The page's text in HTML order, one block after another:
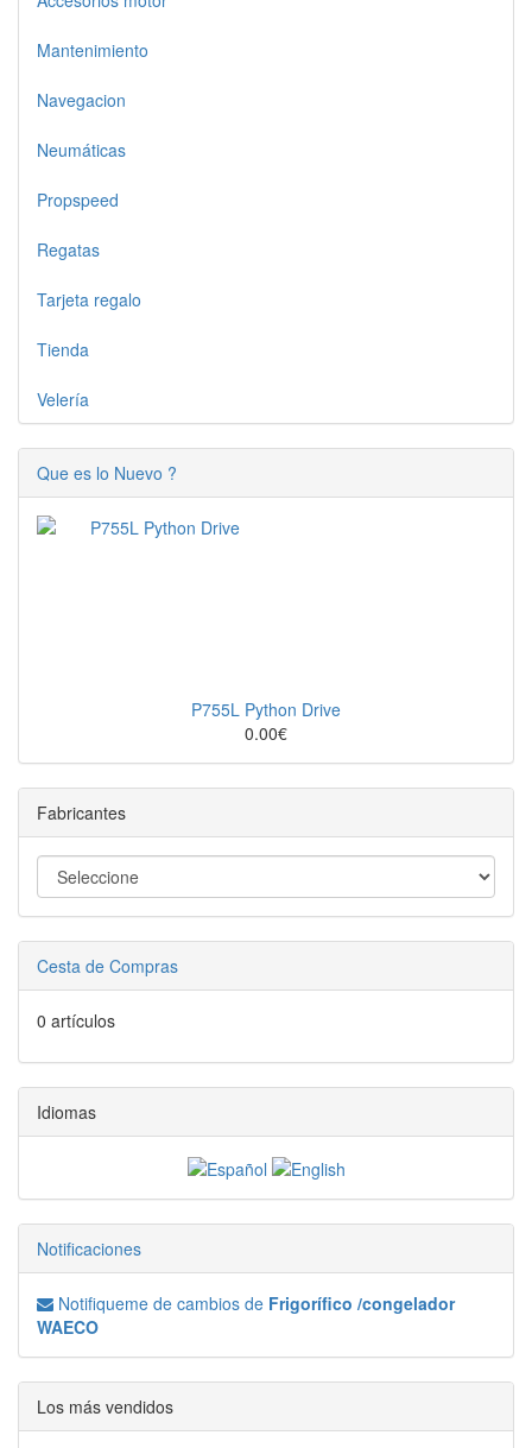
Mantenimiento
Navegacion
Neumáticas
Propspeed
Regatas
Tarjeta regalo
Tienda
Velería
Que es lo Nuevo ?
P755L Python Drive
0.00€
Fabricantes
Cesta de Compras
0 artículos
Idiomas
Notificaciones
Notifiqueme de cambios de Frigorífico /congelador
WAECO
Los más vendidos